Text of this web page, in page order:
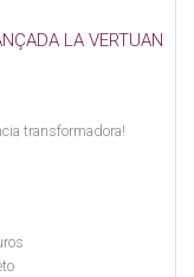
LA VERTUAN
transformadora!